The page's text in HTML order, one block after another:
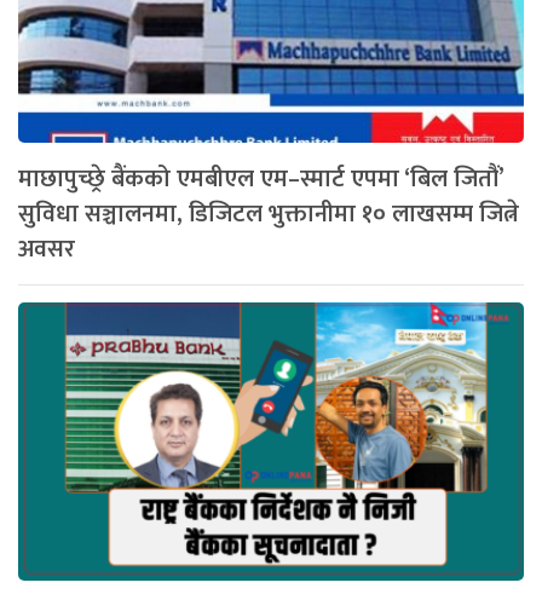
माछापुच्छ्रे बैंकको एमबीएल एम–स्मार्ट एपमा ‘बिल जितौं’
सुविधा सञ्चालनमा, डिजिटल भुक्तानीमा १० लाखसम्म जित्ने
अवसर